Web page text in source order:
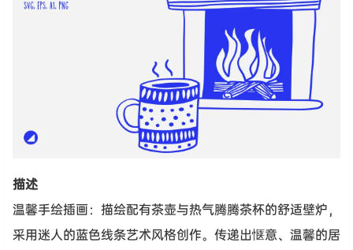
描述
温馨手绘插画：描绘配有茶壶与热气腾腾茶杯的舒适壁炉，
采用迷人的蓝色线条艺术风格创作。传递出惬意、温馨的居